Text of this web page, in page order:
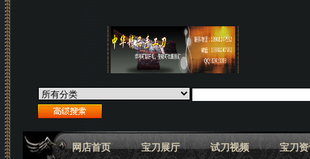
网店首页 宝刀展厅 试刀视频 宝刀